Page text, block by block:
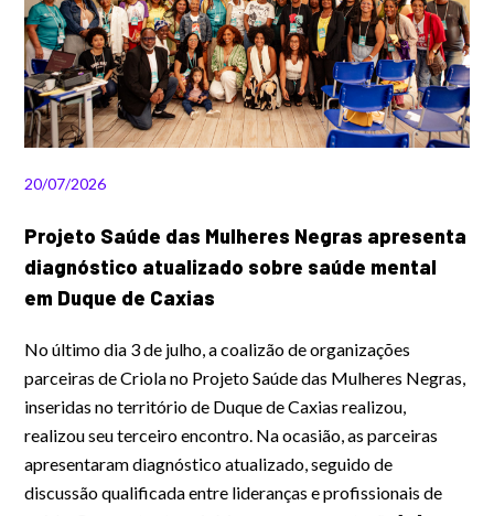
20/07/2026
Projeto Saúde das Mulheres Negras apresenta
diagnóstico atualizado sobre saúde mental
em Duque de Caxias
No último dia 3 de julho, a coalizão de organizações
parceiras de Criola no Projeto Saúde das Mulheres Negras,
inseridas no território de Duque de Caxias realizou,
realizou seu terceiro encontro. Na ocasião, as parceiras
apresentaram diagnóstico atualizado, seguido de
discussão qualificada entre lideranças e profissionais de